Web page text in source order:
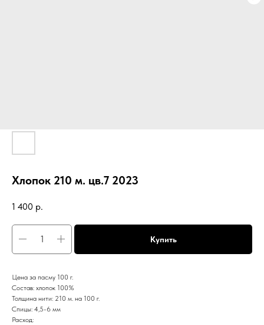
Хлопок 210 м. цв.7 2023
1 400 р.
Купить
Цена за пасму 100 г.
Состав: хлопок 100%
Толщина нити: 210 м. на 100 г.
Спицы: 4,5-6 мм
Расход: